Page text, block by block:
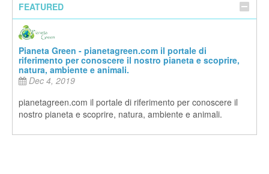
FEATURED
Pianeta Green - pianetagreen.com il portale di
riferimento per conoscere il nostro pianeta e scoprire,
natura, ambiente e animali.
Dec 4, 2019
pianetagreen.com il portale di riferimento per conoscere il
nostro pianeta e scoprire, natura, ambiente e animali.